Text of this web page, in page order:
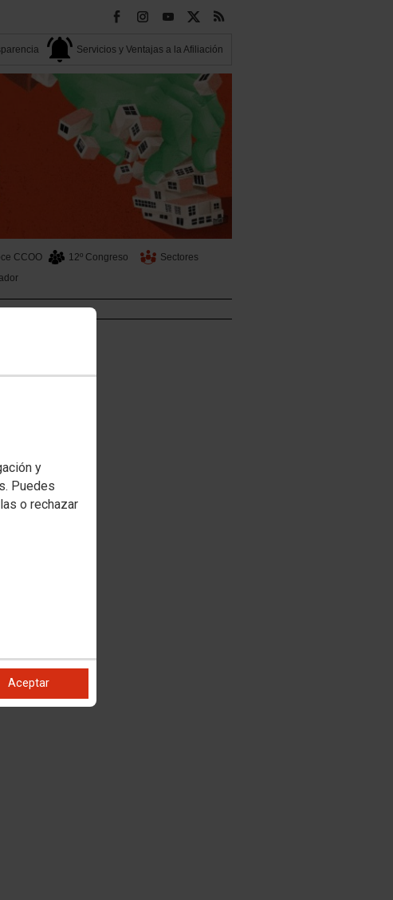
y
Puedes
o rechazar
Aceptar
Servicios y Ventajas a la Afiliación
CCOO 12º Congreso
Sectores